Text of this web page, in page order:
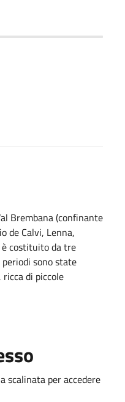
Brembana (confinante
de Calvi, Lenna,
è costituito da tre
sono state
di piccole
scalinata per accedere